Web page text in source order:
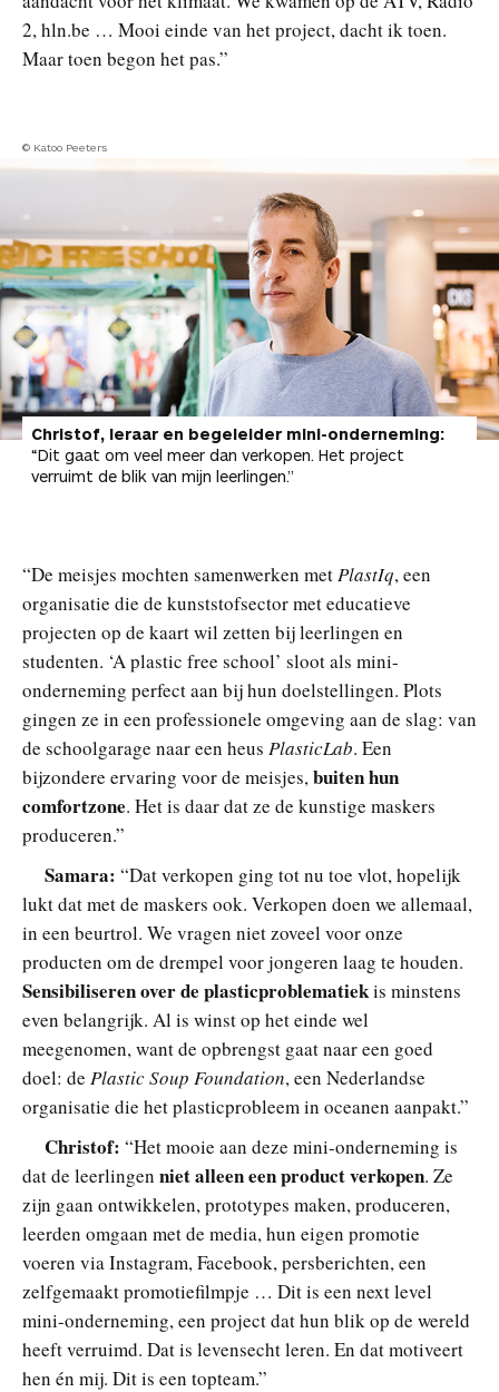
2, hln.be … Mooi einde van het project, dacht ik toen.
Maar toen begon het pas.”
© Katoo Peeters
Christof, leraar en begeleider mini-onderneming:
“Dit gaat om veel meer dan verkopen. Het project
verruimt de blik van mijn leerlingen.”
“De meisjes mochten samenwerken metPlastIq, een
organisatie die de kunststofsector met educatieve
projecten op de kaart wil zetten bij leerlingen en
studenten. ‘A plastic free school’ sloot als mini-
onderneming perfect aan bij hun doelstellingen. Plots
gingen ze in een professionele omgeving aan de slag: van
de schoolgarage naar een heus PlasticLab. Een
bijzondere ervaring voor de meisjes,buiten hun
comfortzone. Het is daar dat ze de kunstige maskers
produceren.”
Samara: “Dat verkopen ging tot nu toe vlot, hopelijk
lukt dat met de maskers ook. Verkopen doen we allemaal,
in een beurtrol. We vragen niet zoveel voor onze
producten om de drempel voor jongeren laag te houden.
Sensibiliseren over de plasticproblematiekis minstens
even belangrijk. Al is winst op het einde wel
meegenomen, want de opbrengst gaat naar een goed
doel: de Plastic Soup Foundation, een Nederlandse
organisatie die het plasticprobleem in oceanen aanpakt.”
Christof: “Het mooie aan deze mini-onderneming is
dat de leerlingen niet alleen een product verkopen. Ze
zijn gaan ontwikkelen, prototypes maken, produceren,
leerden omgaan met de media, hun eigen promotie
voeren via Instagram, Facebook, persberichten, een
zelfgemaakt promotiefilmpje … Dit is een next level
mini-onderneming, een project dat hun blik op de wereld
heeft verruimd. Dat is levensecht leren. En dat motiveert
hen én mij. Dit is een topteam.”